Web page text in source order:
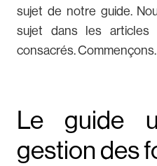
sujet de notre guide.
sujet dans les articles
consacrés. Commençons.
Le guide
gestion des